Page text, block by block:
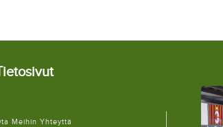
Meihin Yhteyttä